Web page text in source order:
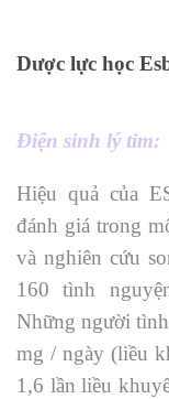
Dược lực học
Điện sinh lý tim:
Hiệu quả của
đánh giá trong
và nghiên cứu
160 tình
Những người
mg / ngày (liều
1,6 lần liều